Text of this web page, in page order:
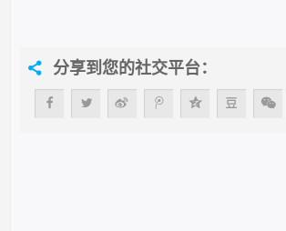
分享到您的社交平台：